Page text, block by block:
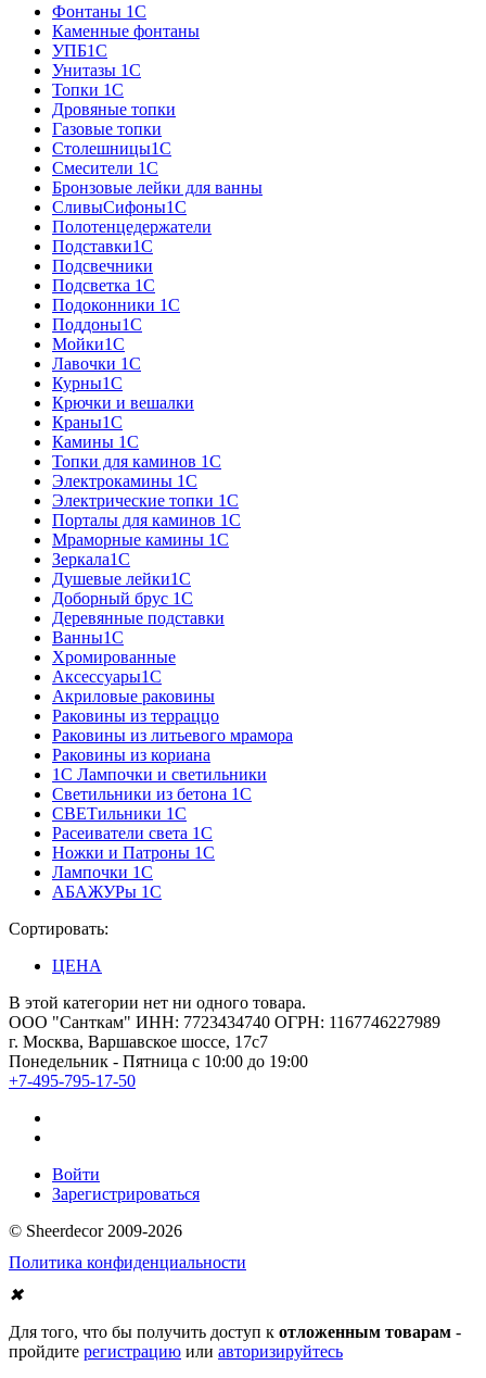
Фонтаны 1C
Каменные фонтаны
УПБ1С
Унитазы 1С
Топки 1С
Дровяные топки
Газовые топки
Столешницы1С
Смесители 1С
Бронзовые лейки для ванны
СливыСифоны1С
Полотенцедержатели
Подставки1С
Подсвечники
Подсветка 1С
Подоконники 1С
Поддоны1С
Мойки1С
Лавочки 1С
Курны1С
Крючки и вешалки
Краны1С
Камины 1C
Топки для каминов 1C
Электрокамины 1С
Электрические топки 1C
Порталы для каминов 1С
Мраморные камины 1C
Зеркала1С
Душевые лейки1С
Доборный брус 1С
Деревянные подставки
Ванны1С
Хромированные
Аксессуары1С
Акриловые раковины
Раковины из терраццо
Раковины из литьевого мрамора
Раковины из кориана
1С Лампочки и светильники
Светильники из бетона 1С
СВЕТильники 1С
Расеиватели света 1С
Ножки и Патроны 1С
Лампочки 1С
АБАЖУРы 1С
Сортировать:
ЦЕНА
В этой категории нет ни одного товара.
ООО "Санткам" ИНН: 7723434740 ОГРН: 1167746227989
г. Москва, Варшавское шоссе, 17с7
Понедельник - Пятница с 10:00 до 19:00
+7-495-795-17-50
Войти
Зарегистрироваться
© Sheerdecor 2009-2026
Политика конфиденциальности
✖
Для того, что бы получить доступ к отложенным товарам -
пройдите регистрацию или авторизируйтесь